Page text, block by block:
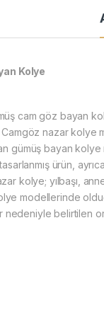
Kolye
gümüş cam göz
nazar kolye
gümüş bayan
ürün,
kolye; yılbaşı,
modellerinde
belirtilen